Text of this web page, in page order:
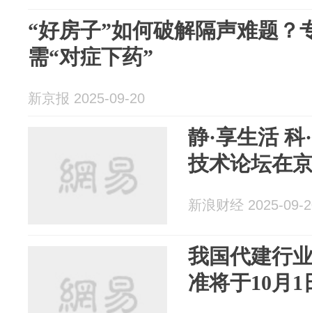
“好房子”如何破解隔声难题？
需“对症下药”
新京报 2025-09-20
静·享生活
技术论坛在
新浪财经 2025-09-
我国代建行
准将于10月1